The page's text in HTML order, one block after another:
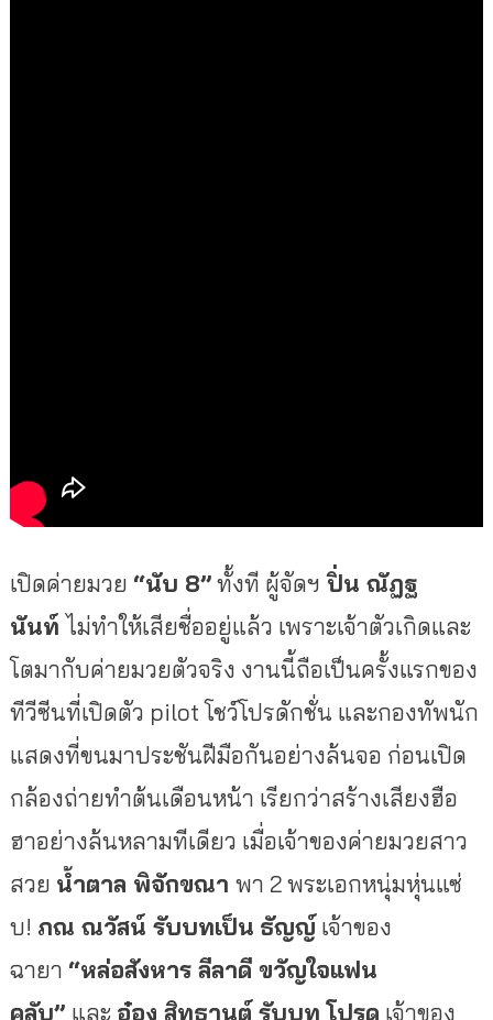
เปิดค่ายมวย “นับ 8”ทั้งที ผู้จัดฯ ปิ่น ณัฏฐ
นันท์ ไม่ทำให้เสียชื่ออยู่แล้ว เพราะเจ้าตัวเกิดและ
โตมากับค่ายมวยตัวจริง งานนี้ถือเป็นครั้งแรกของ
ทีวีซีนที่เปิดตัว pilot โชว์โปรดักชั่น และกองทัพนัก
แสดงที่ขนมาประชันฝีมือกันอย่างล้นจอ ก่อนเปิด
กล้องถ่ายทำต้นเดือนหน้า เรียกว่าสร้างเสียงฮือ
ฮาอย่างล้นหลามทีเดียว เมื่อเจ้าของค่ายมวยสาว
สวย น้ำตาล พิจักขณา พา 2 พระเอกหนุ่มหุ่นแซ่
บ! ภณ ณวัสน์ รับบทเป็น ธัญญ์ เจ้าของ
ฉายา “หล่อสังหาร ลีลาดี ขวัญใจแฟน
คลับ” และ อ๋อง สิทธานต์ รับบท โปรด เจ้าของ